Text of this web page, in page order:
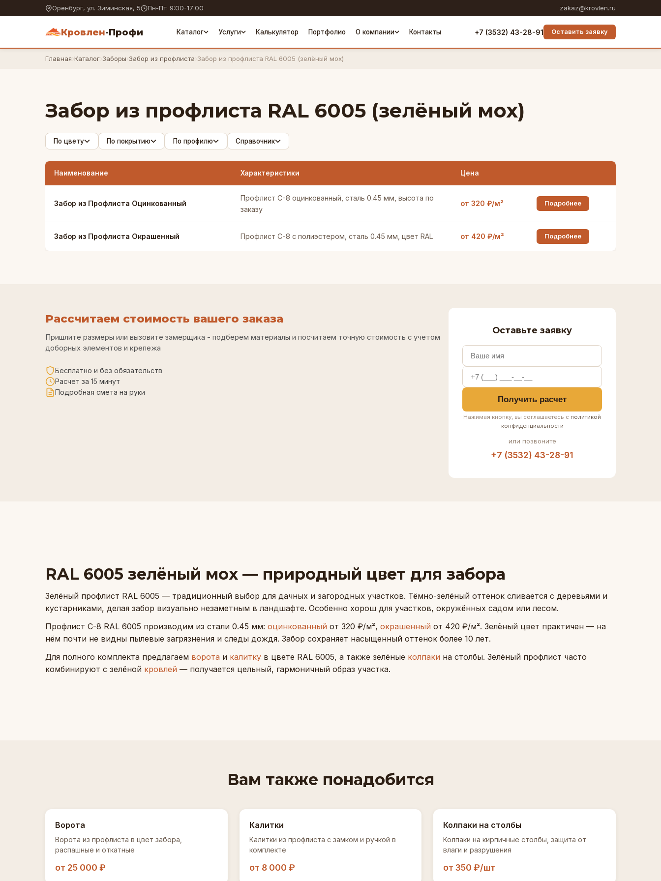
Оренбург, ул. Зиминская, 5 Пн-Пт: 9:00-17:00 zakaz@krovlen.ru
Кровлен-Профи Каталог Услуги Калькулятор Портфолио О компании Контакты +7 (3532) 43-28-91 Оставить заявку
Главная›Каталог›Заборы›Забор из профлиста›Забор из профлиста RAL 6005 (зелёный мох)
Забор из профлиста RAL 6005 (зелёный мох)
По цвету По покрытию По профилю Справочник
Наименование Характеристики Цена
Забор из Профлиста Оцинкованный
Профлист С-8 оцинкованный, сталь 0.45 мм, высота по
заказу
от 320 ₽/м² Подробнее
Забор из Профлиста Окрашенный Профлист С-8 с полиэстером, сталь 0.45 мм, цвет RAL от 420 ₽/м² Подробнее
Рассчитаем стоимость вашего заказа
Пришлите размеры или вызовите замерщика - подберем материалы и посчитаем точную стоимость с учетом
доборных элементов и крепежа
Бесплатно и без обязательств
Расчет за 15 минут
Подробная смета на руки
Оставьте заявку
Получить расчет
Нажимая кнопку, вы соглашаетесь с политикой
конфиденциальности
или позвоните
+7 (3532) 43-28-91
RAL 6005 зелёный мох — природный цвет для забора
Зелёный профлист RAL 6005 — традиционный выбор для дачных и загородных участков. Тёмно-зелёный оттенок сливается с деревьями и
кустарниками, делая забор визуально незаметным в ландшафте. Особенно хорош для участков, окружённых садом или лесом.
Профлист С-8 RAL 6005 производим из стали 0.45 мм: оцинкованный от 320 ₽/м², окрашенный от 420 ₽/м². Зелёный цвет практичен — на
нём почти не видны пылевые загрязнения и следы дождя. Забор сохраняет насыщенный оттенок более 10 лет.
Для полного комплекта предлагаем ворота и калитку в цвете RAL 6005, а также зелёные колпаки на столбы. Зелёный профлист часто
комбинируют с зелёной кровлей — получается цельный, гармоничный образ участка.
Вам также понадобится
Ворота
Ворота из профлиста в цвет забора,
распашные и откатные
от 25 000 ₽
Калитки
Калитки из профлиста с замком и ручкой в
комплекте
от 8 000 ₽
Колпаки на столбы
Колпаки на кирпичные столбы, защита от
влаги и разрушения
от 350 ₽/шт